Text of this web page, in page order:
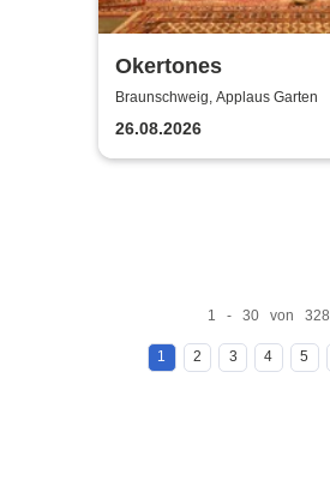
Okertones
Braunschweig, Applaus Garten
26.08.2026
1 - 30 von 328
1 2 3 4 5